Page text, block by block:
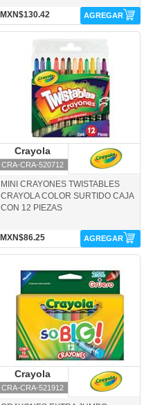
MXN$130.42 AGREGAR
Crayola
CRA-CRA-520712
MINI CRAYONES TWISTABLES
CRAYOLA COLOR SURTIDO CAJA
CON 12 PIEZAS
MXN$86.25 AGREGAR
Crayola
CRA-CRA-521912